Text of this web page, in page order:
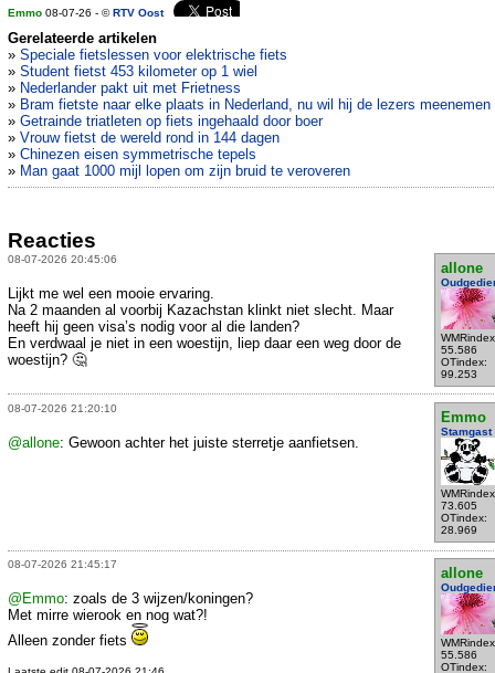
Emmo 08-07-26 - ©RTV Oost
Gerelateerde artikelen
» Speciale fietslessen voor elektrische fiets
» Student fietst 453 kilometer op 1 wiel
» Nederlander pakt uit met Frietness
» Bram fietste naar elke plaats in Nederland, nu wil hij de lezers meenemen
» Getrainde triatleten op fiets ingehaald door boer
» Vrouw fietst de wereld rond in 144 dagen
» Chinezen eisen symmetrische tepels
» Man gaat 1000 mijl lopen om zijn bruid te veroveren
Reacties
08-07-2026 20:45:06
allone
55.586
OTindex:
99.253
Lijkt me wel een mooie ervaring.
Na 2 maanden al voorbij Kazachstan klinkt niet slecht. Maar
heeft hij geen visa’s nodig voor al die landen?
En verdwaal je niet in een woestijn, liep daar een weg door de
woestijn? 🤔
08-07-2026 21:20:10
Emmo
Stamgast
73.605
OTindex:
28.969
@allone: Gewoon achter het juiste sterretje aanfietsen.
08-07-2026 21:45:17
allone
55.586
OTindex:
@Emmo: zoals de 3 wijzen/koningen?
Met mirre wierook en nog wat?!
Alleen zonder fiets